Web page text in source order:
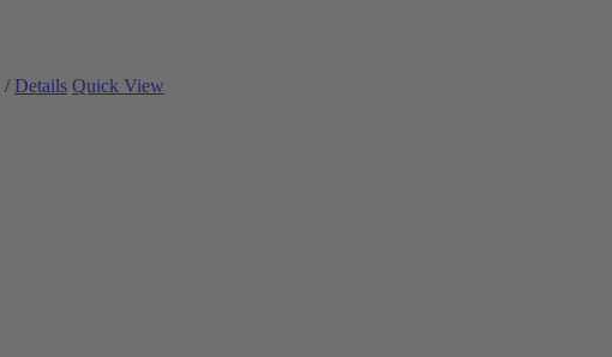
/ Details Quick View